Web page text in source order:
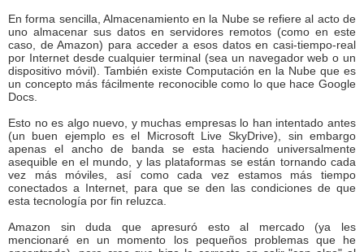
En forma sencilla, Almacenamiento en la Nube se refiere al acto de
uno almacenar sus datos en servidores remotos (como en este
caso, de Amazon) para acceder a esos datos en casi-tiempo-real
por Internet desde cualquier terminal (sea un navegador web o un
dispositivo móvil). También existe Computación en la Nube que es
un concepto más fácilmente reconocible como lo que hace Google
Docs.
Esto no es algo nuevo, y muchas empresas lo han intentado antes
(un buen ejemplo es el Microsoft Live SkyDrive), sin embargo
apenas el ancho de banda se esta haciendo universalmente
asequible en el mundo, y las plataformas se están tornando cada
vez más móviles, así como cada vez estamos más tiempo
conectados a Internet, para que se den las condiciones de que
esta tecnología por fin reluzca.
Amazon sin duda que apresuró esto al mercado (ya les
mencionaré en un momento los pequeños problemas que he